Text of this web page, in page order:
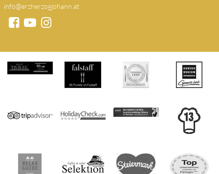
info@erzherzogjohann.at